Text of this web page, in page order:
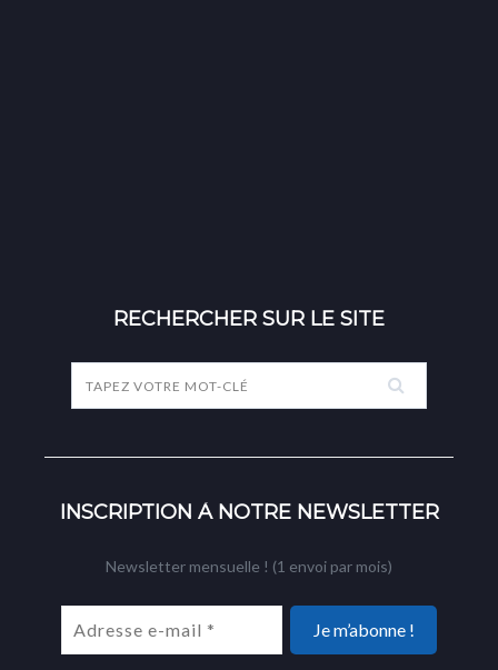
RECHERCHER SUR LE SITE
INSCRIPTION À NOTRE NEWSLETTER
Newsletter mensuelle ! (1 envoi par mois)